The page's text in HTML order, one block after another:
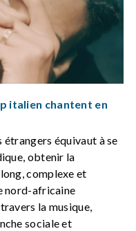
italien chantent en
étrangers équivaut à se
obtenir la
complexe et
nord-africaine
la musique,
sociale et